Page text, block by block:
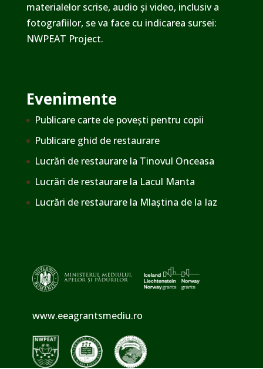
materialelor scrise, audio și video, inclusiv a
fotografiilor, se va face cu indicarea sursei:
NWPEAT Project.
Evenimente
Publicare carte de povești pentru copii
Publicare ghid de restaurare
Lucrări de restaurare la Tinovul Onceasa
Lucrări de restaurare la Lacul Manta
Lucrări de restaurare la Mlaștina de la Iaz
www.eeagrantsmediu.ro